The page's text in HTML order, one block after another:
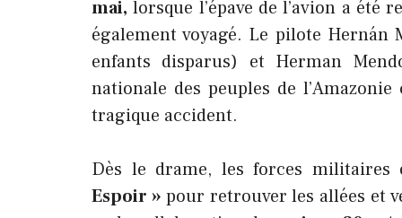
mai, lorsque l’épave de l’avion a été
également voyagé. Le pilote Hernán
enfants disparus) et Herman
nationale des peuples de
tragique accident.
Dès le drame, les forces
Espoir » pour retrouver les allées et